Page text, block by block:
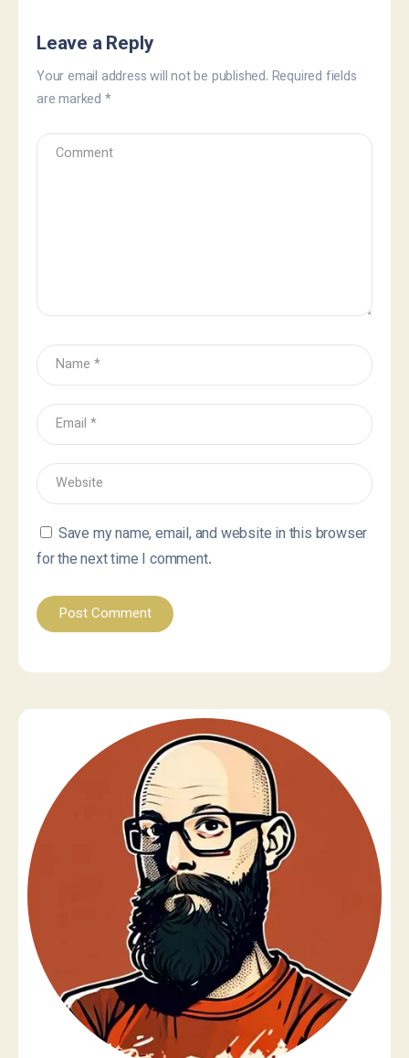
Leave a Reply
Your email address will not be published. Required fields
are marked *
Save my name, email, and website in this browser
for the next time I comment.